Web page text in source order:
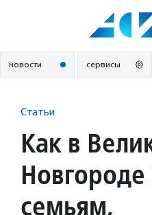
новости сервисы
Статьи
Как в
семьям,